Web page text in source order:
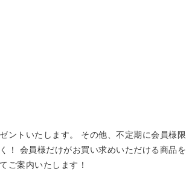
ントいたします。 その他、不定期に会員様限
！ 会員様だけがお買い求めいただける商品を
ご案内いたします！